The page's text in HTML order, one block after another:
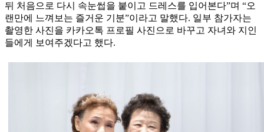
뒤 처음으로 다시 속눈썹을 붙이고 드레스를 입어본다”며 “오
랜만에 느껴보는 즐거운 기분”이라고 말했다. 일부 참가자는
촬영한 사진을 카카오톡 프로필 사진으로 바꾸고 자녀와 지인
들에게 보여주겠다고 했다.